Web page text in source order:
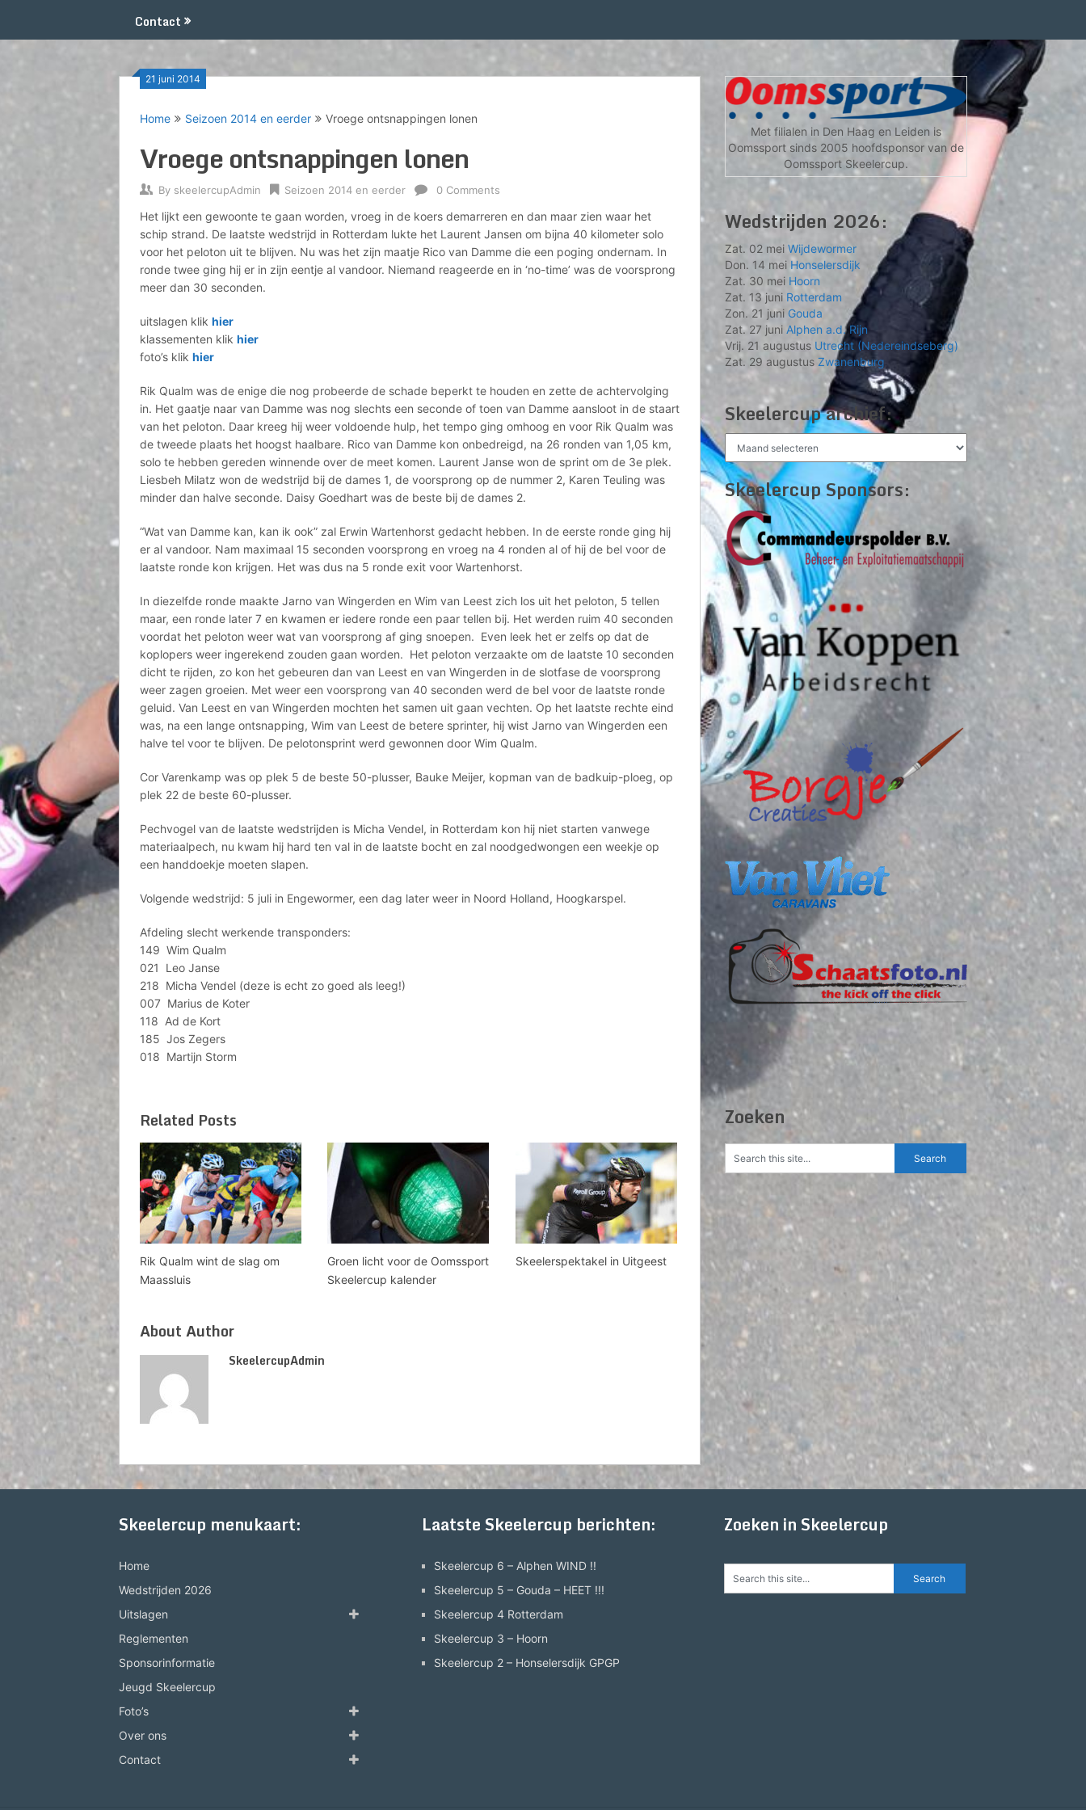
Contact
21 juni 2014
Home Seizoen 2014 en eerder Vroege ontsnappingen lonen
Vroege ontsnappingen lonen
By skeelercupAdmin Seizoen 2014 en eerder 0 Comments
Het lijkt een gewoonte te gaan worden, vroeg in de koers demarreren en dan maar zien waar het
schip strand. De laatste wedstrijd in Rotterdam lukte het Laurent Jansen om bijna 40 kilometer solo
voor het peloton uit te blijven. Nu was het zijn maatje Rico van Damme die een poging ondernam. In
ronde twee ging hij er in zijn eentje al vandoor. Niemand reageerde en in ‘no-time’ was de voorsprong
meer dan 30 seconden.
uitslagen klik hier
klassementen klik hier
foto’s klik hier
Rik Qualm was de enige die nog probeerde de schade beperkt te houden en zette de achtervolging
in. Het gaatje naar van Damme was nog slechts een seconde of toen van Damme aansloot in de staart
van het peloton. Daar kreeg hij weer voldoende hulp, het tempo ging omhoog en voor Rik Qualm was
de tweede plaats het hoogst haalbare. Rico van Damme kon onbedreigd, na 26 ronden van 1,05 km,
solo te hebben gereden winnende over de meet komen. Laurent Janse won de sprint om de 3e plek.
Liesbeh Milatz won de wedstrijd bij de dames 1, de voorsprong op de nummer 2, Karen Teuling was
minder dan halve seconde. Daisy Goedhart was de beste bij de dames 2.
“Wat van Damme kan, kan ik ook” zal Erwin Wartenhorst gedacht hebben. In de eerste ronde ging hij
er al vandoor. Nam maximaal 15 seconden voorsprong en vroeg na 4 ronden al of hij de bel voor de
laatste ronde kon krijgen. Het was dus na 5 ronde exit voor Wartenhorst.
In diezelfde ronde maakte Jarno van Wingerden en Wim van Leest zich los uit het peloton, 5 tellen
maar, een ronde later 7 en kwamen er iedere ronde een paar tellen bij. Het werden ruim 40 seconden
voordat het peloton weer wat van voorsprong af ging snoepen. Even leek het er zelfs op dat de
koplopers weer ingerekend zouden gaan worden. Het peloton verzaakte om de laatste 10 seconden
dicht te rijden, zo kon het gebeuren dan van Leest en van Wingerden in de slotfase de voorsprong
weer zagen groeien. Met weer een voorsprong van 40 seconden werd de bel voor de laatste ronde
geluid. Van Leest en van Wingerden mochten het samen uit gaan vechten. Op het laatste rechte eind
was, na een lange ontsnapping, Wim van Leest de betere sprinter, hij wist Jarno van Wingerden een
halve tel voor te blijven. De pelotonsprint werd gewonnen door Wim Qualm.
Cor Varenkamp was op plek 5 de beste 50-plusser, Bauke Meijer, kopman van de badkuip-ploeg, op
plek 22 de beste 60-plusser.
Pechvogel van de laatste wedstrijden is Micha Vendel, in Rotterdam kon hij niet starten vanwege
materiaalpech, nu kwam hij hard ten val in de laatste bocht en zal noodgedwongen een weekje op
een handdoekje moeten slapen.
Volgende wedstrijd: 5 juli in Engewormer, een dag later weer in Noord Holland, Hoogkarspel.
Afdeling slecht werkende transponders:
149 Wim Qualm
021 Leo Janse
218 Micha Vendel (deze is echt zo goed als leeg!)
007 Marius de Koter
118 Ad de Kort
185 Jos Zegers
018 Martijn Storm
Related Posts
Rik Qualm wint de slag om
Maassluis
Groen licht voor de Oomssport
Skeelercup kalender
Skeelerspektakel in Uitgeest
About Author
SkeelercupAdmin
Met filialen in Den Haag en Leiden is
Oomssport sinds 2005 hoofdsponsor van de
Oomssport Skeelercup.
Wedstrijden 2026:
Zat. 02 mei Wijdewormer
Don. 14 mei Honselersdijk
Zat. 30 mei Hoorn
Zat. 13 juni Rotterdam
Zon. 21 juni Gouda
Zat. 27 juni Alphen a.d. Rijn
Vrij. 21 augustus Utrecht (Nedereindseberg)
Zat. 29 augustus Zwanenburg
Skeelercup archief:
archief:
Skeelercup Sponsors:
Zoeken
Skeelercup menukaart:
Home
Wedstrijden 2026
Uitslagen
Reglementen
Sponsorinformatie
Jeugd Skeelercup
Foto’s
Over ons
Contact
Laatste Skeelercup berichten:
Skeelercup 6 – Alphen WIND !!
Skeelercup 5 – Gouda – HEET !!!
Skeelercup 4 Rotterdam
Skeelercup 3 – Hoorn
Skeelercup 2 – Honselersdijk GPGP
Zoeken in Skeelercup